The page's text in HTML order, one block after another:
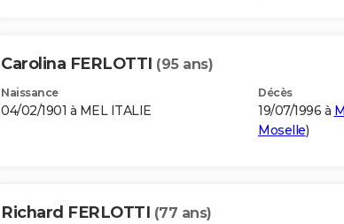
Carolina FERLOTTI (95 ans)
Naissance
04/02/1901 à MEL ITALIE
Décès
19/07/1996 à
Moselle)
Richard FERLOTTI (77 ans)